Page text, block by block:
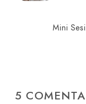
Mini
5